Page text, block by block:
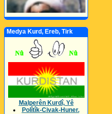
Medya Kurd, Ereb, Tirk
Malperên Kurdî, Yê
Polîtîk-Civak-Huner.